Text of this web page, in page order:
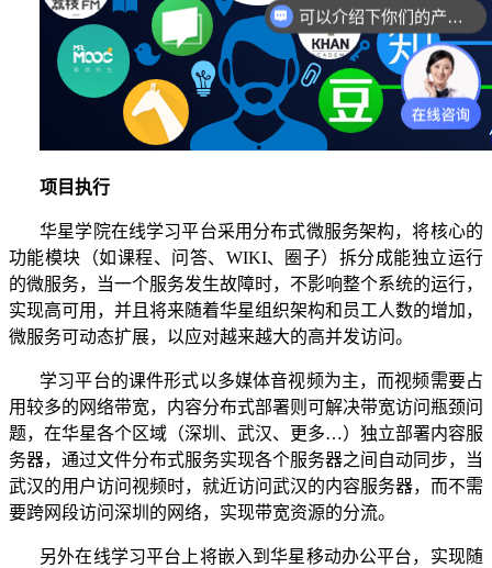
项目执行
华星学院在线学习平台采用分布式微服务架构，将核心的
功能模块（如课程、问答、 WIKI、圈子）拆分成能独立运行
的微服务，当一个服务发生故障时，不影响整个系统的运行，
实现高可用，并且将来随着华星组织架构和员工人数的增加，
微服务可动态扩展，以应对越来越大的高并发访问。
学习平台的课件形式以多媒体音视频为主，而视频需要占
用较多的网络带宽，内容分布式部署则可解决带宽访问瓶颈问
题，在华星各个区域（深圳、武汉、更多…）独立部署内容服
务器，通过文件分布式服务实现各个服务器之间自动同步，当
武汉的用户访问视频时，就近访问武汉的内容服务器，而不需
要跨网段访问深圳的网络，实现带宽资源的分流。
另外在线学习平台上将嵌入到华星移动办公平台，实现随
可以介绍下你们的产品么？